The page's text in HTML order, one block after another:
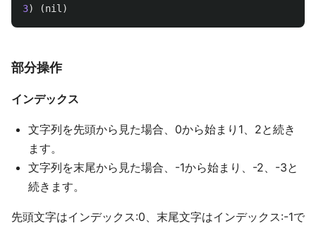
3) (nil )
部分操作
インデックス
文字列を先頭から見た場合、0から始まり1、2と続き
ます。
文字列を末尾から見た場合、-1から始まり、-2、-3と
続きます。
先頭文字はインデックス:0、末尾文字はインデックス:-1で